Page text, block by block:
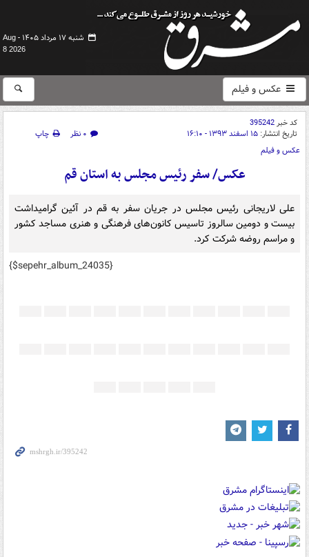
شنبه ۱۷ مرداد ۱۴۰۵ -
Aug
8 2026
عکس و فیلم
کد خبر395242
تاریخ انتشار: ۱۵ اسفند ۱۳۹۳ - ۱۶:۱۰ ۰ نظر
چاپ
عکس و فیلم
عکس/ سفر رئیس مجلس به استان قم
علی لاریجانی رئیس مجلس در جریان سفر به قم در آئین گرامیداشت
بیست و دومین سالروز تاسیس کانون‌های فرهنگی و هنری مساجد کشور
و مراسم روضه شرکت کرد.
{$sepehr_album_24035}